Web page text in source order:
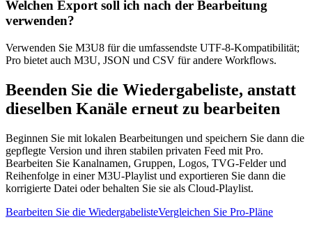
Welchen Export soll ich nach der Bearbeitung
verwenden?
Verwenden Sie M3U8 für die umfassendste UTF-8-Kompatibilität;
Pro bietet auch M3U, JSON und CSV für andere Workflows.
Beenden Sie die Wiedergabeliste, anstatt
dieselben Kanäle erneut zu bearbeiten
Beginnen Sie mit lokalen Bearbeitungen und speichern Sie dann die
gepflegte Version und ihren stabilen privaten Feed mit Pro.
Bearbeiten Sie Kanalnamen, Gruppen, Logos, TVG-Felder und
Reihenfolge in einer M3U-Playlist und exportieren Sie dann die
korrigierte Datei oder behalten Sie sie als Cloud-Playlist.
Bearbeiten Sie die WiedergabelisteVergleichen Sie Pro-Pläne